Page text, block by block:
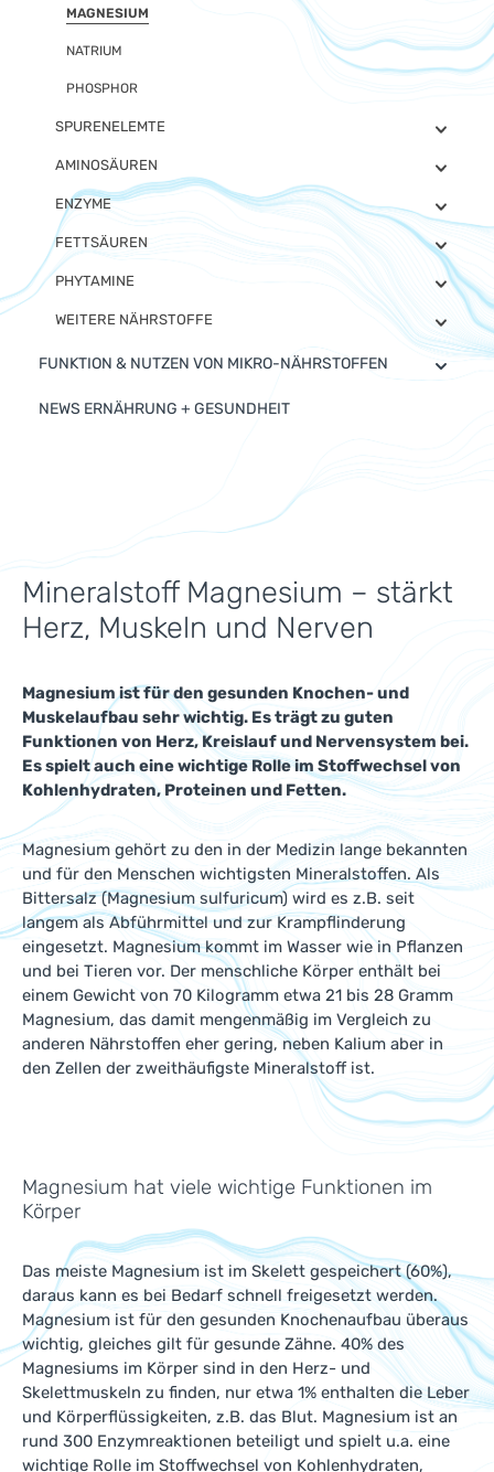
MAGNESIUM
NATRIUM
PHOSPHOR
SPURENELEMTE
AMINOSÄUREN
ENZYME
FETTSÄUREN
PHYTAMINE
WEITERE NÄHRSTOFFE
FUNKTION & NUTZEN VON MIKRO-NÄHRSTOFFEN
NEWS ERNÄHRUNG + GESUNDHEIT
Mineralstoff Magnesium – stärkt
Herz, Muskeln und Nerven
Magnesium ist für den gesunden Knochen- und
Muskelaufbau sehr wichtig. Es trägt zu guten
Funktionen von Herz, Kreislauf und Nervensystem bei.
Es spielt auch eine wichtige Rolle im Stoffwechsel von
Kohlenhydraten, Proteinen und Fetten.
Magnesium gehört zu den in der Medizin lange bekannten
und für den Menschen wichtigsten Mineralstoffen. Als
Bittersalz (Magnesium sulfuricum) wird es z.B. seit
langem als Abführmittel und zur Krampflinderung
eingesetzt. Magnesium kommt im Wasser wie in Pflanzen
und bei Tieren vor. Der menschliche Körper enthält bei
einem Gewicht von 70 Kilogramm etwa 21 bis 28 Gramm
Magnesium, das damit mengenmäßig im Vergleich zu
anderen Nährstoffen eher gering, neben Kalium aber in
den Zellen der zweithäufigste Mineralstoff ist.
Magnesium hat viele wichtige Funktionen im
Körper
Das meiste Magnesium ist im Skelett gespeichert (60%),
daraus kann es bei Bedarf schnell freigesetzt werden.
Magnesium ist für den gesunden Knochenaufbau überaus
wichtig, gleiches gilt für gesunde Zähne. 40% des
Magnesiums im Körper sind in den Herz- und
Skelettmuskeln zu finden, nur etwa 1% enthalten die Leber
und Körperflüssigkeiten, z.B. das Blut. Magnesium ist an
rund 300 Enzymreaktionen beteiligt und spielt u.a. eine
wichtige Rolle im Stoffwechsel von Kohlenhydraten,